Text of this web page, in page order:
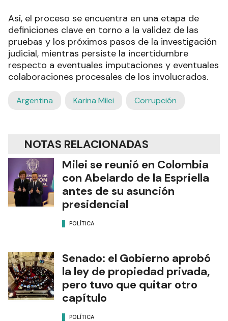
Así, el proceso se encuentra en una etapa de
definiciones clave en torno a la validez de las
pruebas y los próximos pasos de la investigación
judicial, mientras persiste la incertidumbre
respecto a eventuales imputaciones y eventuales
colaboraciones procesales de los involucrados.
Argentina Karina Milei Corrupción
NOTAS RELACIONADAS
Milei se reunió en Colombia
con Abelardo de la Espriella
antes de su asunción
presidencial
POLÍTICA
Senado: el Gobierno aprobó
la ley de propiedad privada,
pero tuvo que quitar otro
capítulo
POLÍTICA